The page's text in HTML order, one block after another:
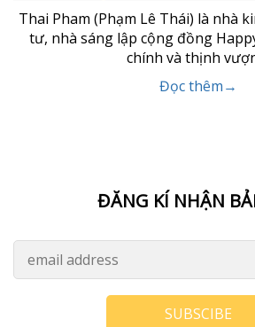
Thai Pham (Phạm Lê Thái) là nhà
tư, nhà sáng lập cộng đồng
chính và thịnh
Đọc thêm→
ĐĂNG KÍ NHẬN
SUBSCIBE